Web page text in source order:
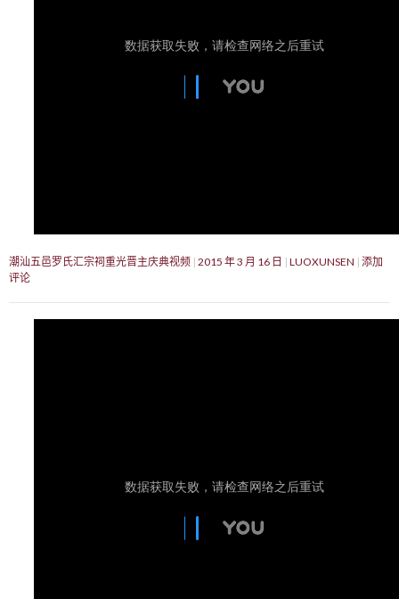
潮汕五邑罗氏汇宗祠重光晋主庆典视频 2015 年 3 月 16 日 LUOXUNSEN 添加
评论